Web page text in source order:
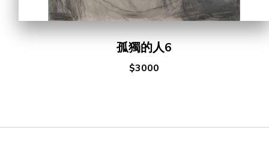
孤獨的人6
$3000